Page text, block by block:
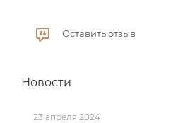
Оставить отзыв
Новости
23 апреля 2024